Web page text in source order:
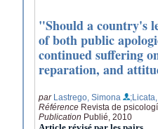
"Should a country's
of both public
continued suffering
reparation, and
par Lastrego, Simona
Référence Revista de
Publication Publié, 2010